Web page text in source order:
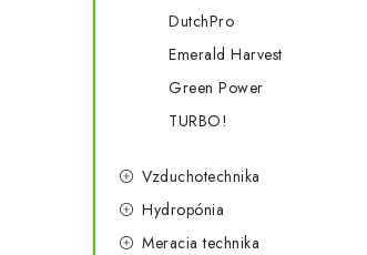
DutchPro
Emerald Harvest
Green Power
TURBO!
Vzduchotechnika
Hydropónia
Meracia technika